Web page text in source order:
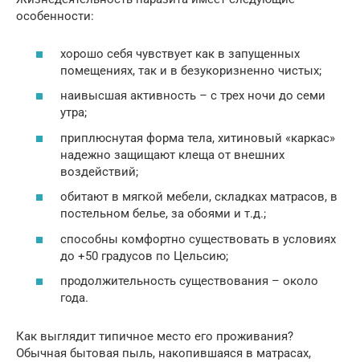
особенности:
хорошо себя чувствует как в запущенных
помещениях, так и в безукоризненно чистых;
наивысшая активность – с трех ночи до семи
утра;
приплюснутая форма тела, хитиновый «каркас»
надежно защищают клеща от внешних
воздействий;
обитают в мягкой мебели, складках матрасов, в
постельном белье, за обоями и т.д.;
способны комфортно существовать в условиях
до +50 градусов по Цельсию;
продолжительность существования – около
года.
Как выглядит типичное место его проживания?
Обычная бытовая пыль, накопившаяся в матрасах,